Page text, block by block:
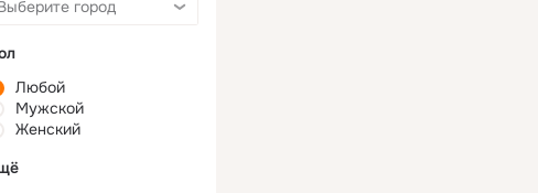
Любой
Мужской
Женский